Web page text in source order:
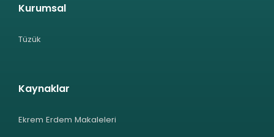
Kurumsal
Tüzük
Kaynaklar
Ekrem Erdem Makaleleri